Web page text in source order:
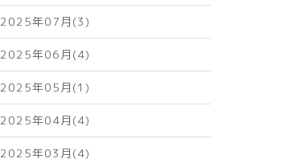
2025年07月(3)
2025年06月(4)
2025年05月(1)
2025年04月(4)
2025年03月(4)